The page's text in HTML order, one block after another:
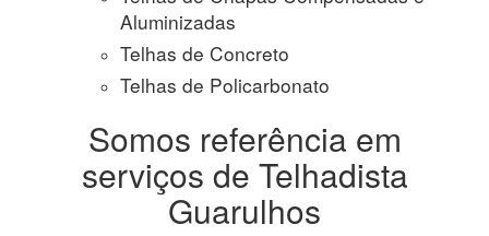
Aluminizadas
Telhas de Concreto
Telhas de Policarbonato
Somos referência em
serviços de Telhadista
Guarulhos